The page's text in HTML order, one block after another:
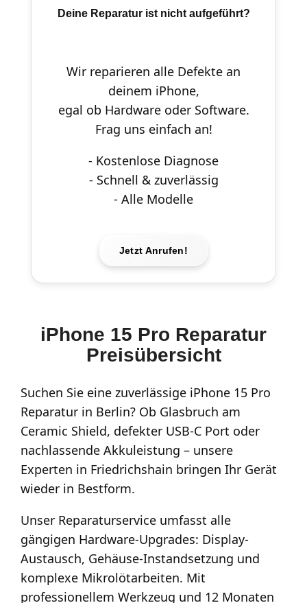
Deine Reparatur ist nicht aufgeführt?
Wir reparieren alle Defekte an
deinem iPhone,
egal ob Hardware oder Software.
Frag uns einfach an!
- Kostenlose Diagnose
- Schnell & zuverlässig
- Alle Modelle
Jetzt Anrufen!
iPhone 15 Pro Reparatur
Preisübersicht
Suchen Sie eine zuverlässige iPhone 15 Pro
Reparatur in Berlin? Ob Glasbruch am
Ceramic Shield, defekter USB-C Port oder
nachlassende Akkuleistung – unsere
Experten in Friedrichshain bringen Ihr Gerät
wieder in Bestform.
Unser Reparaturservice umfasst alle
gängigen Hardware-Upgrades: Display-
Austausch, Gehäuse-Instandsetzung und
komplexe Mikrolötarbeiten. Mit
professionellem Werkzeug und 12 Monaten